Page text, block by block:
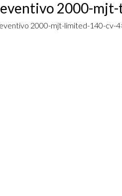
2000-
elementi
2000-mjt-limited-140-cv-